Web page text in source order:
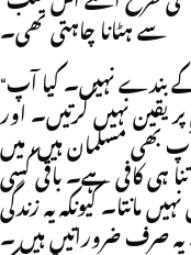
سے ہٹانا چاہتی تھی۔
“کيا فرق ہے۔ کيا آپ اور ميں اللہ کے بندے نہيں۔ کيا آپ
يقين نہيں کرتيں۔ اور
بھی مسلمان ہيں، ميں
ہی کافی ہے۔ باقی کسی
کيونکہ يہ زندگی
صرف ضروراتيں ہيں ۔